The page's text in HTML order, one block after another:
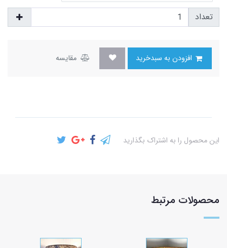
تعداد
مقایسه
این محصول را به اشتراک بگذارید
محصولات مرتبط